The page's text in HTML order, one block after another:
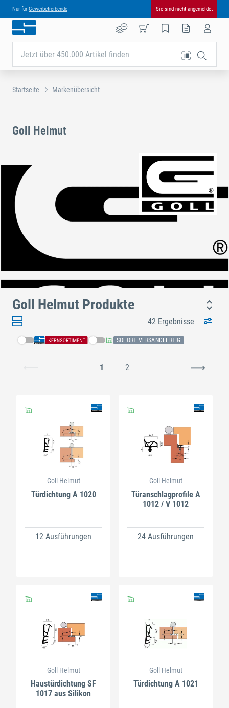
Nur für Gewerbetreibende Sie sind nicht angemeldet
Jetzt über 450.000 Artikel finden
Startseite Markenübersicht
Goll Helmut
Goll Helmut Produkte
42 Ergebnisse
SOFORT VERSANDFERTIG
1 2
Goll Helmut
Türdichtung A 1020
12 Ausführungen
Goll Helmut
Türanschlagprofile A
1012 / V 1012
24 Ausführungen
Goll Helmut
Haustürdichtung SF
1017 aus Silikon
Goll Helmut
Türdichtung A 1021